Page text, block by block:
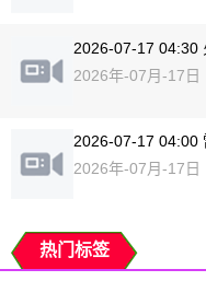
2026-07-17 04:30
2026年-07月-17日
2026-07-17 04:00
2026年-07月-17日
热门标签